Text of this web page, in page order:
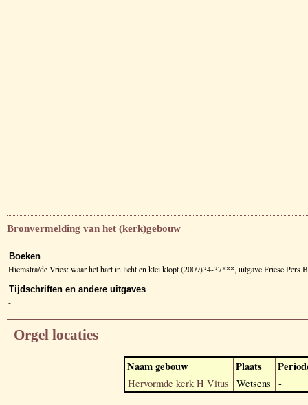
Bronvermelding van het (kerk)gebouw
Boeken
Hiemstra/de Vries: waar het hart in licht en klei klopt (2009)34-37***, uitgave Friese Pers
Tijdschriften en andere uitgaves
-
Orgel locaties
Naam gebouw Plaats
Hervormde kerk H Vitus Wetsens -